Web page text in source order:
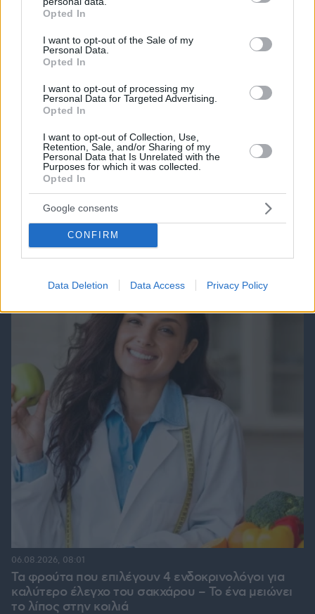
grant or deny consent to Google and its third-party tags to
use your data for below specified purposes in below Google
consent section.
Opted In
I want to opt-out of the Sale of my
Personal Data.
Opted In
I want to opt-out of processing my
Personal Data for Targeted Advertising.
Opted In
I want to opt-out of Collection, Use,
Retention, Sale, and/or Sharing of my
Personal Data that Is Unrelated with the
Purposes for which it was collected.
Opted In
Google consents
CONFIRM
Data Deletion Data Access Privacy Policy
Games
Cut The Rope Northern Heights Candy
ΔΕΙΤΕ ΟΛΑ ΤΑ GAMES
Best of Network
Τα φρούτα που επιλέγουν 4 ενδοκρινολόγοι για
καλύτερο έλεγχο του σακχάρου – Το ένα μειώνει
το λίπος στην κοιλιά
06.08.2026, 08:01